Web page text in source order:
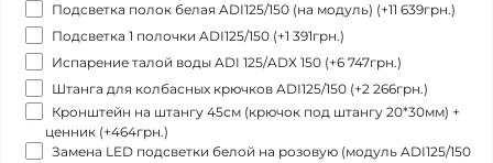
Подсветка полок белая ADI125/150 (на модуль) (+11 639грн.)
Подсветка 1 полочки ADІ125/150 (+1 391грн.)
Испарение талой воды ADI 125/ADX 150 (+6 747грн.)
Штанга для колбасных крючков ADІ125/150 (+2 266грн.)
Кронштейн на штангу 45см (крючок под штангу 20*30мм) +
ценник (+464грн.)
Замена LED подсветки белой на розовую (модуль ADІ125/150